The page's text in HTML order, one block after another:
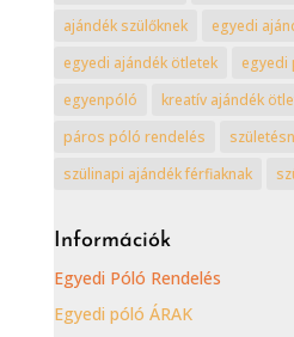
ajándék szülőknek
egyedi
egyedi ajándék ötletek
egyedi
egyenpóló
kreatív ajándék
páros póló rendelés
szülinapi ajándék férfiaknak
Információk
Egyedi Póló Rendelés
Egyedi póló ÁRAK